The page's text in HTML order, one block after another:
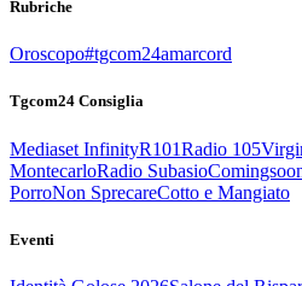
Rubriche
Oroscopo#tgcom24amarcord
Tgcom24 Consiglia
Mediaset InfinityR101Radio 105
MontecarloRadio Subasio
PorroNon SprecareCotto e Mangiato
Eventi